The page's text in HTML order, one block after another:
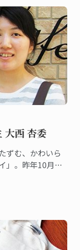
大西 杏委
ずむ、かわいら
」。昨年10月に
さんです。